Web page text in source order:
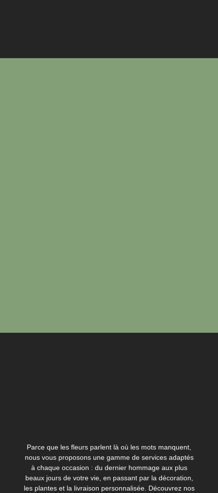
Parce que les fleurs parlent là où les mots manquent,
nous vous proposons une gamme de services adaptés
à chaque occasion : du dernier hommage aux plus
beaux jours de votre vie, en passant par la décoration,
les plantes et la livraison personnalisée. Découvrez nos